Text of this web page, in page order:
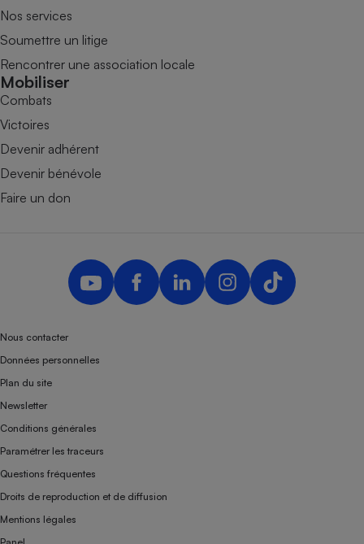
Nos services
Soumettre un litige
Rencontrer une association locale
Mobiliser
Combats
Victoires
Devenir adhérent
Devenir bénévole
Faire un don
Nous contacter
Données personnelles
Plan du site
Newsletter
Conditions générales
Paramétrer les traceurs
Questions fréquentes
Droits de reproduction et de diffusion
Mentions légales